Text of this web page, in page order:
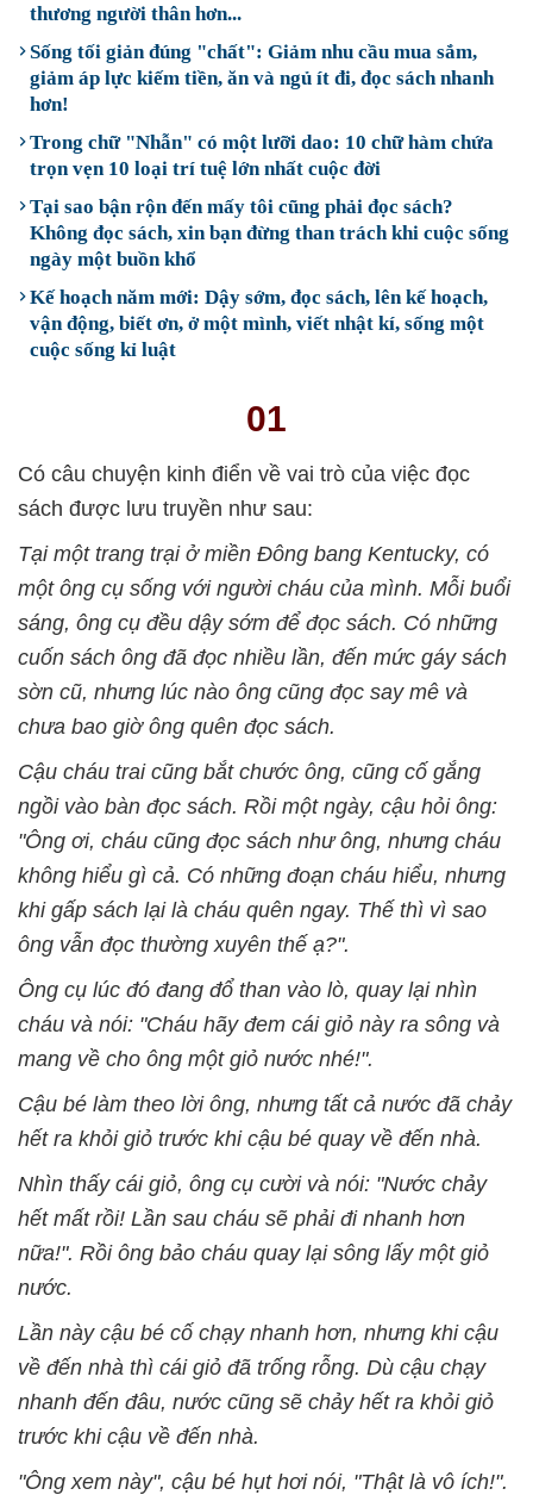
thương người thân hơn...
Sống tối giản đúng "chất": Giảm nhu cầu mua sắm,
giảm áp lực kiếm tiền, ăn và ngủ ít đi, đọc sách nhanh
hơn!
Trong chữ "Nhẫn" có một lưỡi dao: 10 chữ hàm chứa
trọn vẹn 10 loại trí tuệ lớn nhất cuộc đời
Tại sao bận rộn đến mấy tôi cũng phải đọc sách?
Không đọc sách, xin bạn đừng than trách khi cuộc sống
ngày một buồn khổ
Kế hoạch năm mới: Dậy sớm, đọc sách, lên kế hoạch,
vận động, biết ơn, ở một mình, viết nhật kí, sống một
cuộc sống kỉ luật
01
Có câu chuyện kinh điển về vai trò của việc đọc
sách được lưu truyền như sau:
Tại một trang trại ở miền Đông bang Kentucky, có
một ông cụ sống với người cháu của mình. Mỗi buổi
sáng, ông cụ đều dậy sớm để đọc sách. Có những
cuốn sách ông đã đọc nhiều lần, đến mức gáy sách
sờn cũ, nhưng lúc nào ông cũng đọc say mê và
chưa bao giờ ông quên đọc sách.
Cậu cháu trai cũng bắt chước ông, cũng cố gắng
ngồi vào bàn đọc sách. Rồi một ngày, cậu hỏi ông:
"Ông ơi, cháu cũng đọc sách như ông, nhưng cháu
không hiểu gì cả. Có những đoạn cháu hiểu, nhưng
khi gấp sách lại là cháu quên ngay. Thế thì vì sao
ông vẫn đọc thường xuyên thế ạ?".
Ông cụ lúc đó đang đổ than vào lò, quay lại nhìn
cháu và nói: "Cháu hãy đem cái giỏ này ra sông và
mang về cho ông một giỏ nước nhé!".
Cậu bé làm theo lời ông, nhưng tất cả nước đã chảy
hết ra khỏi giỏ trước khi cậu bé quay về đến nhà.
Nhìn thấy cái giỏ, ông cụ cười và nói: "Nước chảy
hết mất rồi! Lần sau cháu sẽ phải đi nhanh hơn
nữa!". Rồi ông bảo cháu quay lại sông lấy một giỏ
nước.
Lần này cậu bé cố chạy nhanh hơn, nhưng khi cậu
về đến nhà thì cái giỏ đã trống rỗng. Dù cậu chạy
nhanh đến đâu, nước cũng sẽ chảy hết ra khỏi giỏ
trước khi cậu về đến nhà.
"Ông xem này", cậu bé hụt hơi nói, "Thật là vô ích!".